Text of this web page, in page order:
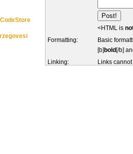
<HTML is
Formatting:
Basic
[b] bold [/b]
Linking:
Links
CodeStore